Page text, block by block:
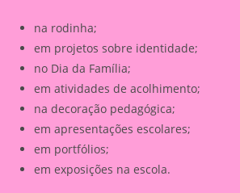
na rodinha;
em projetos sobre identidade;
no Dia da Família;
em atividades de acolhimento;
na decoração pedagógica;
em apresentações escolares;
em portfólios;
em exposições na escola.